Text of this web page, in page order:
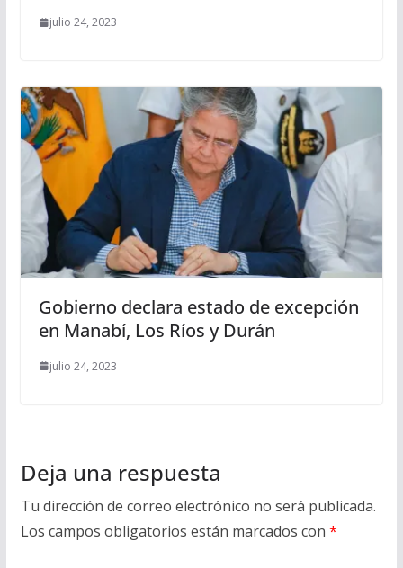
julio 24, 2023
Gobierno declara estado de excepción
en Manabí, Los Ríos y Durán
julio 24, 2023
Deja una respuesta
Tu dirección de correo electrónico no será publicada.
Los campos obligatorios están marcados con *